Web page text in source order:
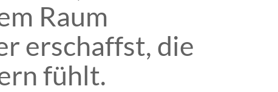
Raum
erschaffst, die
fühlt.